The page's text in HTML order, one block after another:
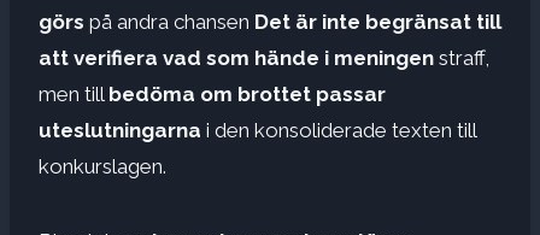
görs på andra chansen Det är inte begränsat till
att verifiera vad som hände i meningen straff,
men till bedöma om brottet passar
uteslutningarna i den konsoliderade texten till
konkurslagen.